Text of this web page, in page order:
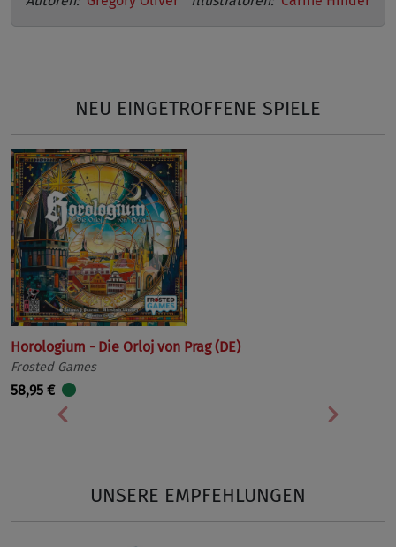
NEU EINGETROFFENE SPIELE
Horologium - Die Orloj von Prag (DE)
Frosted Games
58,95 €
Vorherige
UNSERE EMPFEHLUNGEN